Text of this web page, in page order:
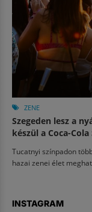
ZENE
Szegeden lesz a
készül a Coca-Cola
Tucatnyi színpadon
hazai zenei élet
INSTAGRAM